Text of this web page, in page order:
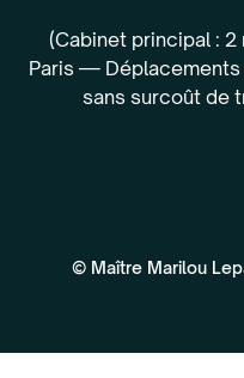
(Cabinet principal :
Paris —
sans surcoût de
© Maître Marilou